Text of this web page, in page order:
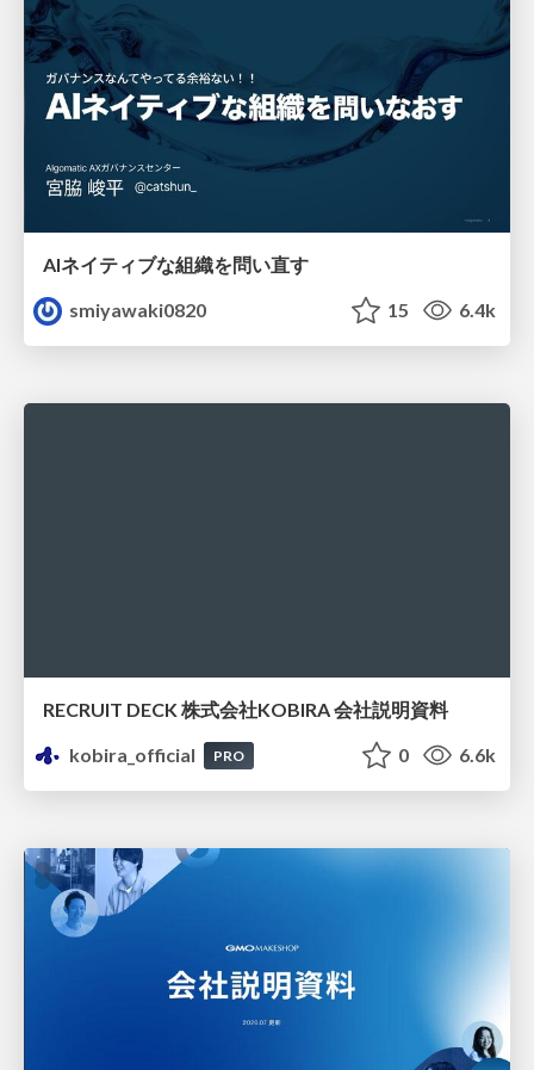
AIネイティブな組織を問い直す
smiyawaki0820
15 6.4k
RECRUIT DECK 株式会社KOBIRA 会社説明資料
kobira_official
PRO 0 6.6k